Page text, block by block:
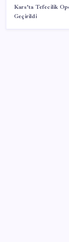
Kars’ta Tefecilik
Geçirildi